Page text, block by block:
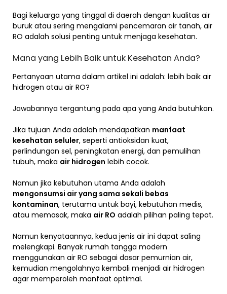
Bagi keluarga yang tinggal di daerah dengan kualitas air
buruk atau sering mengalami pencemaran air tanah, air
RO adalah solusi penting untuk menjaga kesehatan.
Mana yang Lebih Baik untuk Kesehatan Anda?
Pertanyaan utama dalam artikel ini adalah: lebih baik air
hidrogen atau air RO?
Jawabannya tergantung pada apa yang Anda butuhkan.
Jika tujuan Anda adalah mendapatkan manfaat
kesehatan seluler, seperti antioksidan kuat,
perlindungan sel, peningkatan energi, dan pemulihan
tubuh, maka air hidrogen lebih cocok.
Namun jika kebutuhan utama Anda adalah
mengonsumsi air yang sama sekali bebas
kontaminan, terutama untuk bayi, kebutuhan medis,
atau memasak, maka air RO adalah pilihan paling tepat.
Namun kenyataannya, kedua jenis air ini dapat saling
melengkapi. Banyak rumah tangga modern
menggunakan air RO sebagai dasar pemurnian air,
kemudian mengolahnya kembali menjadi air hidrogen
agar memperoleh manfaat optimal.